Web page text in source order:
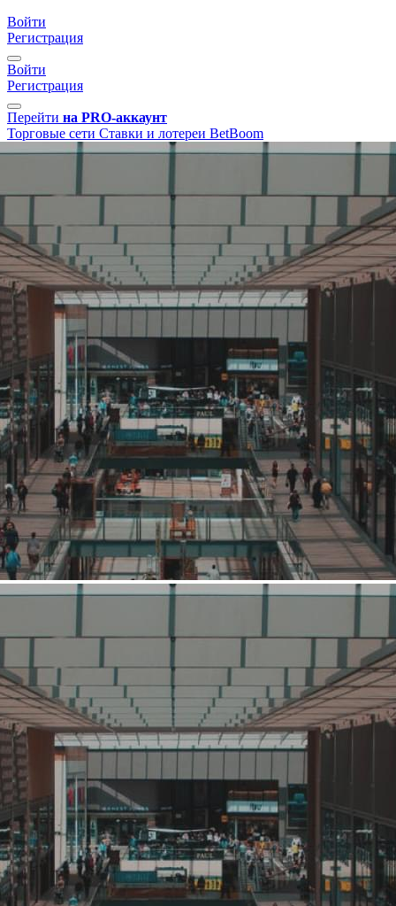
Войти
Регистрация
Войти
Регистрация
Перейти на PRO-аккаунт
Торговые сети Ставки и лотереи BetBoom
Средний
Связаться с ритейлером Узнать планы развития ритейлера
Компания появилась в 2011 году под брендом BingoBoom и
уже 15 лет удерживает лидерские позиции на российском
рынке беттинга. Сейчас компания работает под брендом
BetBoom.
2579 (+)
Навигация
О ритейлере
О компании
Информация о развитии ритейлера
Где представлена ТС
Контакты
О ритейлере BetBoom